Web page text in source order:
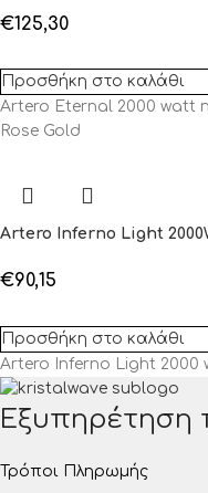
€125,30
Προσθήκη στο καλάθι
Artero Eternal 2000 watt
Rose Gold
Artero Inferno Light
€90,15
Προσθήκη στο καλάθι
Artero Inferno Light 2000
Εξυπηρέτηση
Τρόποι Πληρωμής